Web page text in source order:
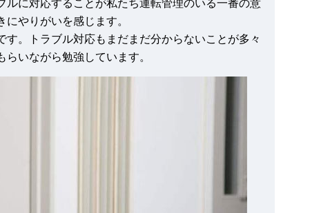
に対応することが私たち運転管理のいる一番の意
やりがいを感じます。
。トラブル対応もまだまだ分からないことが多々
いながら勉強しています。